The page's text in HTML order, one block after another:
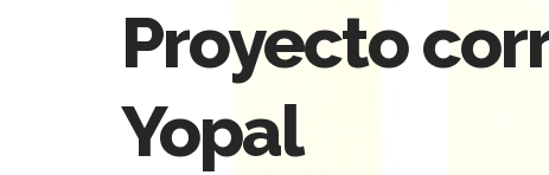
Proyecto
Yopal